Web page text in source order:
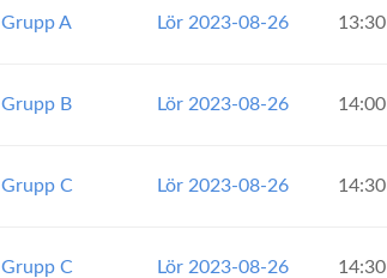
Grupp A Lör 2023-08-26 13:30
Grupp B Lör 2023-08-26 14:00
Grupp C Lör 2023-08-26 14:30
Grupp C Lör 2023-08-26 14:30